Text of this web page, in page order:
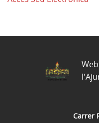
Carrer